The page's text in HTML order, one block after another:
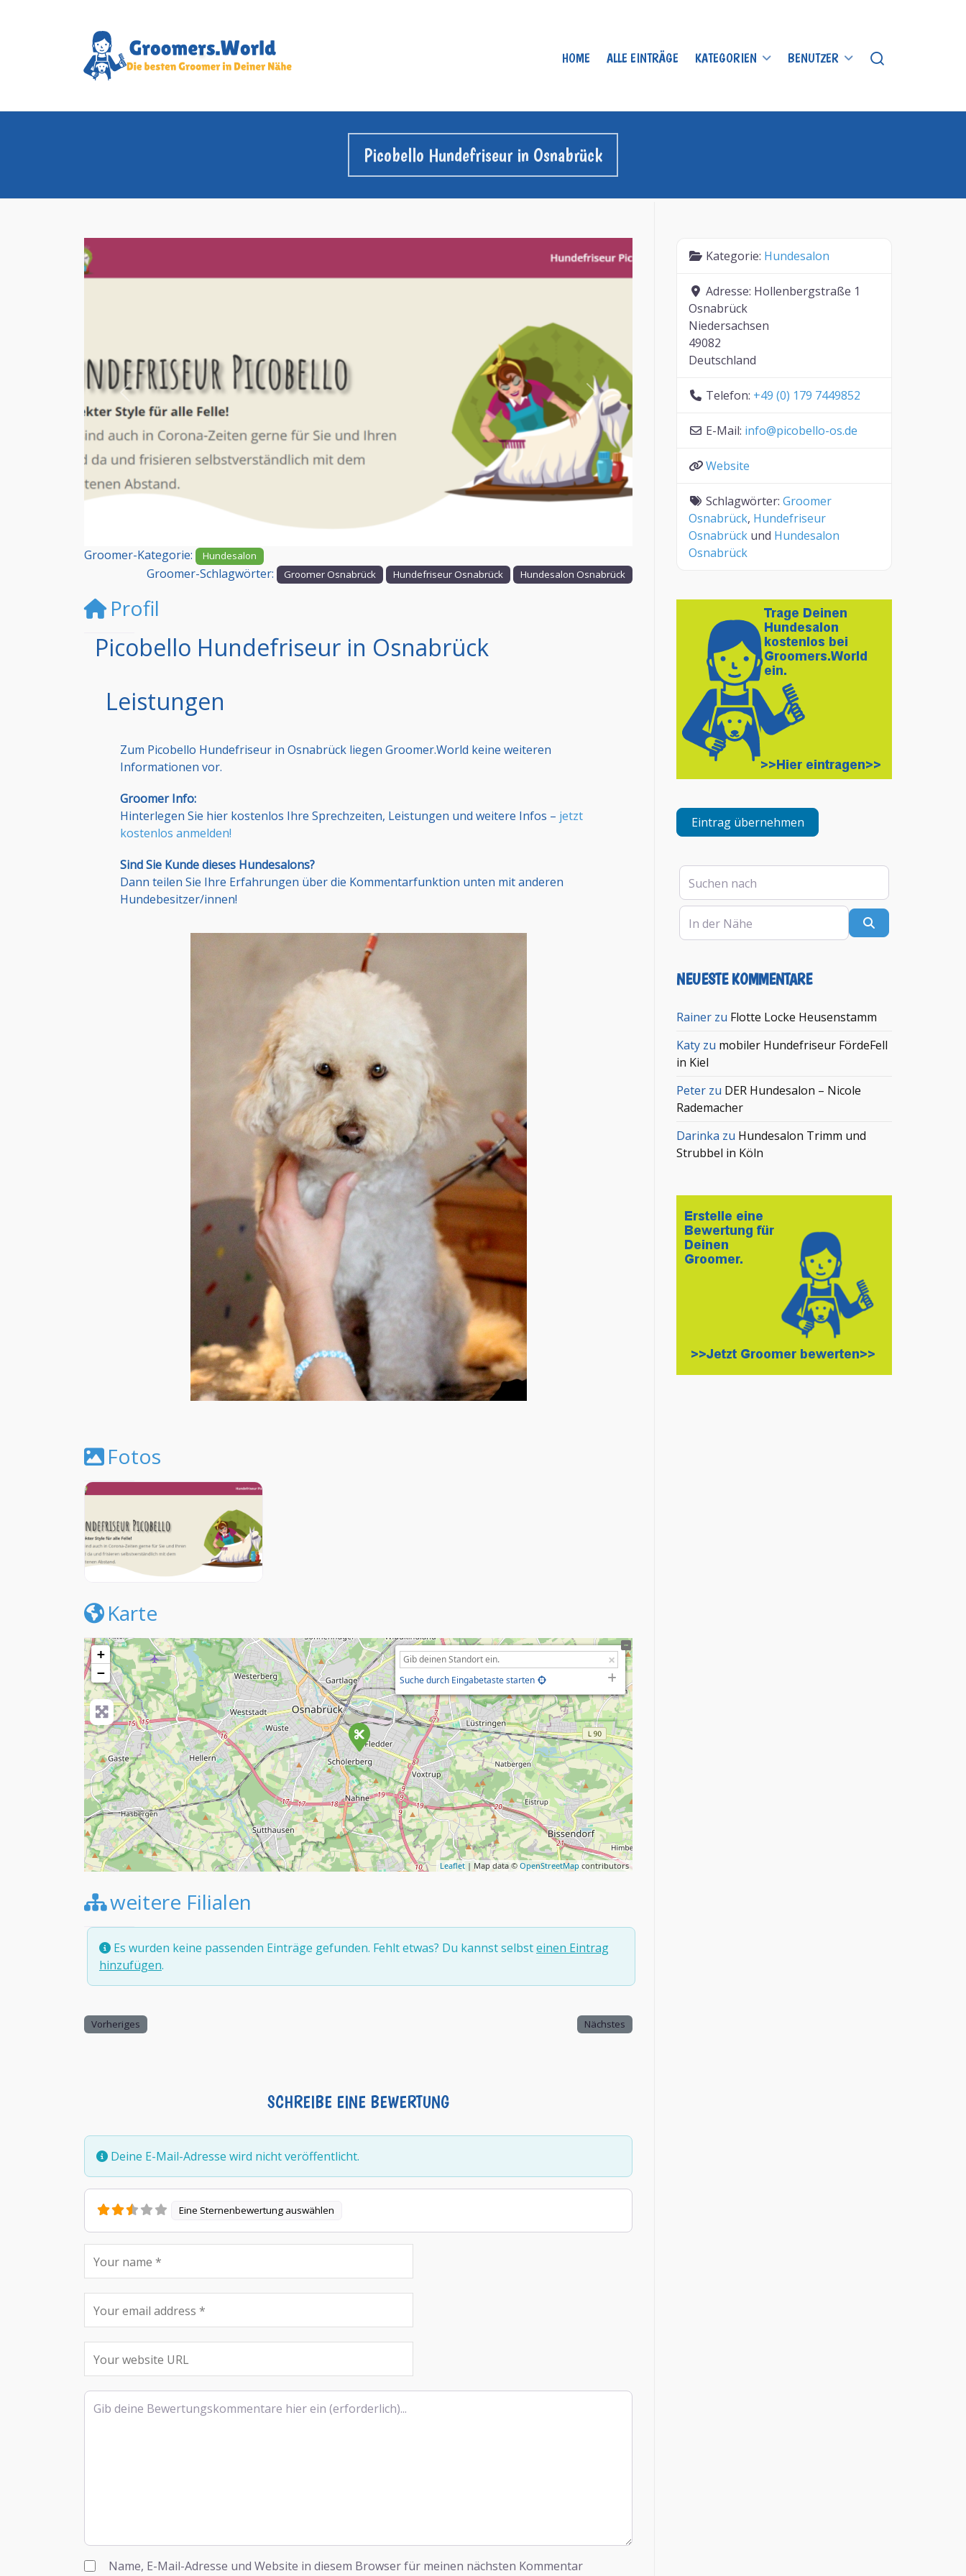
HOME ALLE EINTRÄGE KATEGORIEN BENUTZER
Picobello Hundefriseur in Osnabrück
Vorheriges Nächstes
Groomer-Kategorie: Hundesalon
Groomer-Schlagwörter: Groomer Osnabrück Hundefriseur Osnabrück Hundesalon Osnabrück
Profil
Picobello Hundefriseur in Osnabrück
Leistungen
Zum Picobello Hundefriseur in Osnabrück liegen Groomer.World keine weiteren
Informationen vor.
Groomer Info:
Hinterlegen Sie hier kostenlos Ihre Sprechzeiten, Leistungen und weitere Infos – jetzt
kostenlos anmelden!
Sind Sie Kunde dieses Hundesalons?
Dann teilen Sie Ihre Erfahrungen über die Kommentarfunktion unten mit anderen
Hundebesitzer/innen!
Fotos
Karte
+
−
Suche durch Eingabetaste starten
Leaflet | Map data ©OpenStreetMap contributors
weitere Filialen
Es wurden keine passenden Einträge gefunden. Fehlt etwas? Du kannst selbsteinen Eintrag
hinzufügen.
Vorheriges Nächstes
SCHREIBE EINE BEWERTUNG
Deine E-Mail-Adresse wird nicht veröffentlicht.
Eine Sternenbewertung auswählen
Rezensionstext
Name, E-Mail-Adresse und Website in diesem Browser für meinen nächsten Kommentar
Kategorie: Hundesalon
Adresse: Hollenbergstraße 1
Osnabrück
Niedersachsen
49082
Deutschland
Telefon: +49 (0) 179 7449852
E-Mail: info@picobello-os.de
Website
Schlagwörter:Groomer
Osnabrück, Hundefriseur
Osnabrück und Hundesalon
Osnabrück
Eintrag übernehmen
Suchen nach
In der Nähe
NEUESTE KOMMENTARE
Rainer zu Flotte Locke Heusenstamm
Katy zu mobiler Hundefriseur FördeFell
in Kiel
Peter zu DER Hundesalon – Nicole
Rademacher
Darinka zu Hundesalon Trimm und
Strubbel in Köln